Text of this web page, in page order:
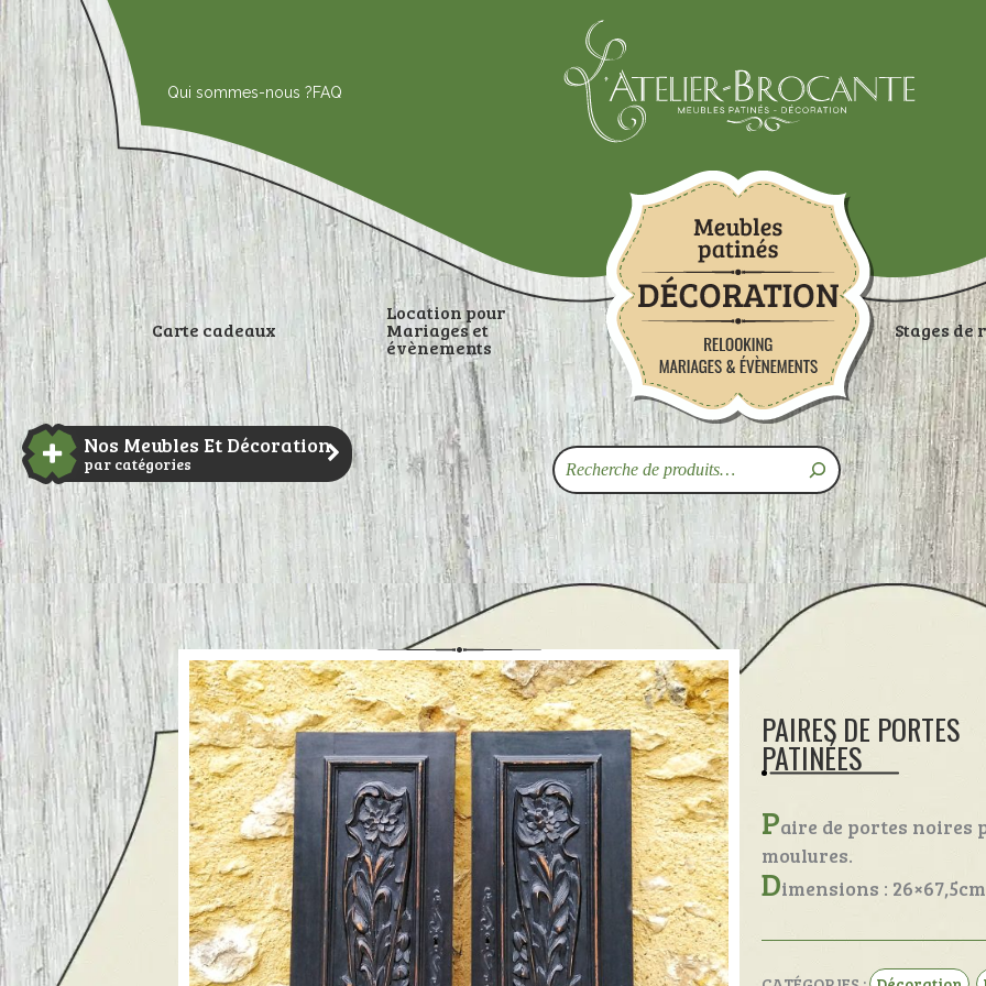
Aller
contenu
Qui sommes-nous ?FAQ
Carte cadeaux
Location pour
Mariages et
évènements
Stages de
Nos Meubles Et Décoration
par catégories DÉCORATION RANGEMENTS TABLES ASSISES
Recherche
PAIRES DE PORTES
PATINÉES
Paire de portes noires
moulures.
Dimensions :